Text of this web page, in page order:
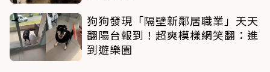
狗狗發現「隔壁新鄰居職業」天天
翻陽台報到！超爽模樣網笑翻：進
到遊樂園